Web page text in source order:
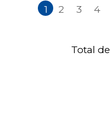
1 2 3 4
Total de